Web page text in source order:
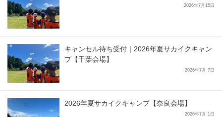
2026年7月15日
キャンセル待ち受付｜2026年夏サカイクキャン
プ【千葉会場】
2026年7月 7日
2026年夏サカイクキャンプ【奈良会場】
2026年7月 1日